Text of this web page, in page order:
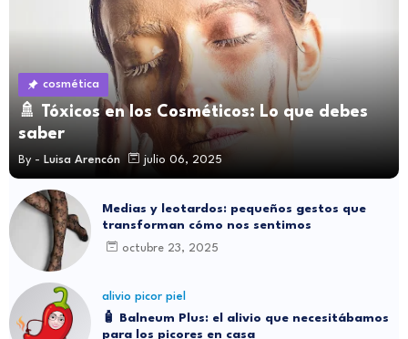
cosmética
🚿 Tóxicos en los Cosméticos: Lo que debes
saber
By - Luisa Arencón julio 06, 2025
Medias y leotardos: pequeños gestos que
transforman cómo nos sentimos
octubre 23, 2025
alivio picor piel
🧴 Balneum Plus: el alivio que necesitábamos
para los picores en casa